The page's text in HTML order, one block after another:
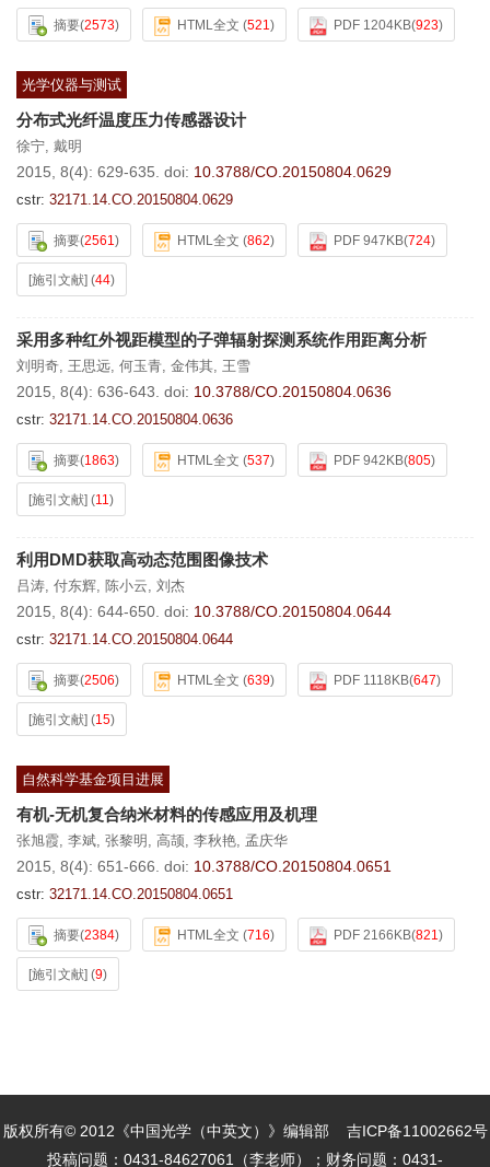
摘要(2573) HTML全文 (521) PDF 1204KB(923)
光学仪器与测试
分布式光纤温度压力传感器设计
徐宁, 戴明
2015, 8(4): 629-635. doi: 10.3788/CO.20150804.0629
cstr: 32171.14.CO.20150804.0629
摘要(2561) HTML全文 (862) PDF 947KB(724)
[施引文献] (44)
采用多种红外视距模型的子弹辐射探测系统作用距离分析
刘明奇, 王思远, 何玉青, 金伟其, 王雪
2015, 8(4): 636-643. doi: 10.3788/CO.20150804.0636
cstr: 32171.14.CO.20150804.0636
摘要(1863) HTML全文 (537) PDF 942KB(805)
[施引文献] (11)
利用DMD获取高动态范围图像技术
吕涛, 付东辉, 陈小云, 刘杰
2015, 8(4): 644-650. doi: 10.3788/CO.20150804.0644
cstr: 32171.14.CO.20150804.0644
摘要(2506) HTML全文 (639) PDF 1118KB(647)
[施引文献] (15)
自然科学基金项目进展
有机-无机复合纳米材料的传感应用及机理
张旭霞, 李斌, 张黎明 , 高颉, 李秋艳, 孟庆华
2015, 8(4): 651-666. doi: 10.3788/CO.20150804.0651
cstr: 32171.14.CO.20150804.0651
摘要(2384) HTML全文 (716) PDF 2166KB(821)
[施引文献] (9)
版权所有© 2012《中国光学（中英文）》编辑部 吉ICP备11002662号
投稿问题：0431-84627061（李老师）；财务问题：0431-